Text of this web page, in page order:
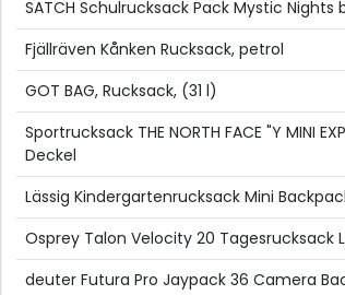
SATCH Schulrucksack Pack Mystic Nights
Fjällräven Kånken Rucksack, petrol
GOT BAG, Rucksack, (31 l)
Sportrucksack THE NORTH FACE "Y
Deckel
Lässig Kindergartenrucksack Mini
Osprey Talon Velocity 20 Tagesrucksack
deuter Futura Pro Jaypack 36 Camera